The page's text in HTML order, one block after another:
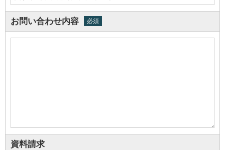
お問い合わせ内容 必須
資料請求